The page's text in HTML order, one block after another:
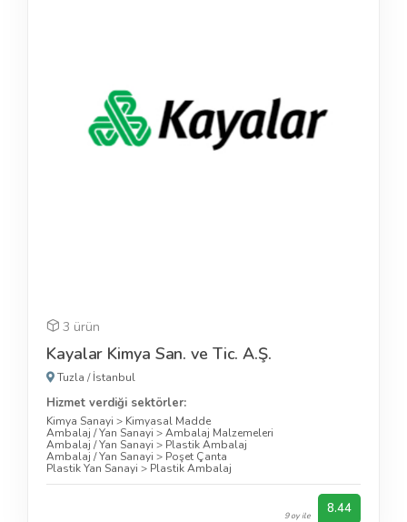
3 ürün
Kayalar Kimya San. ve Tic. A.Ş.
Tuzla /İstanbul
Hizmet verdiği sektörler:
Kimya Sanayi > Kimyasal Madde
Ambalaj / Yan Sanayi >Ambalaj Malzemeleri
Ambalaj / Yan Sanayi > Plastik Ambalaj
Ambalaj / Yan Sanayi > Poşet Çanta
Plastik Yan Sanayi > Plastik Ambalaj
9 oy ile 8.44